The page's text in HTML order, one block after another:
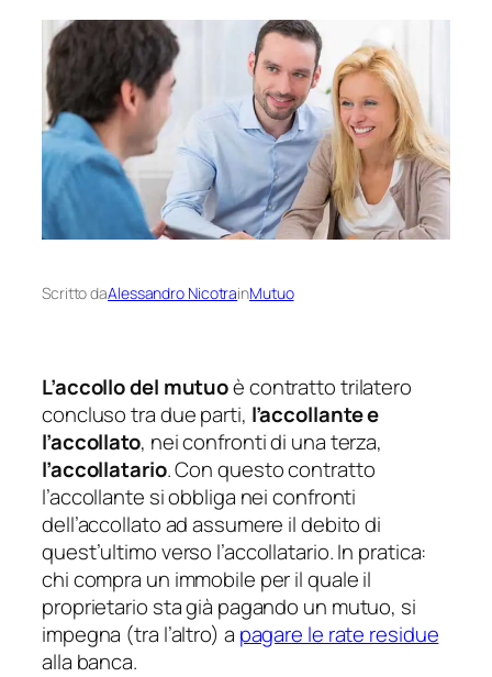
Scritto daAlessandro NicotrainMutuo
L’accollo del mutuoè contratto trilatero
concluso tra due parti, l’accollante e
l’accollato, nei confronti di una terza,
l’accollatario. Con questo contratto
l’accollante si obbliga nei confronti
dell’accollato ad assumere il debito di
quest’ultimo verso l’accollatario. In pratica:
chi compra un immobile per il quale il
proprietario sta già pagando un mutuo, si
impegna (tra l’altro) a pagare le rate residue
alla banca.